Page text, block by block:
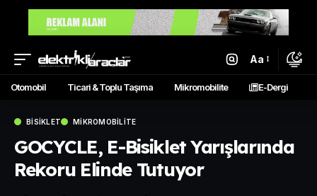
Aa
Otomobil Ticari & Toplu Taşıma Mikromobilite E-Dergi
BISIKLET MIKROMOBILITE
GOCYCLE, E-Bisiklet Yarışlarında
Rekoru Elinde Tutuyor